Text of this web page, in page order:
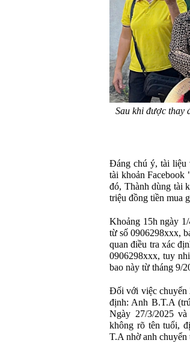
Sau khi được thay
Đáng chú ý, tài liệu
tài khoản
đó, Thành dùng tài
triệu đồng tiền mua
Khoảng 15h ngày
từ số 0906298xxx,
quan điều tra xác
0906298xxx, tuy
bao này từ tháng 9/
Đối với việc chuyển
định: Anh B.T.A
Ngày 27/3/2025
không rõ tên tuổi,
T.A nhờ anh